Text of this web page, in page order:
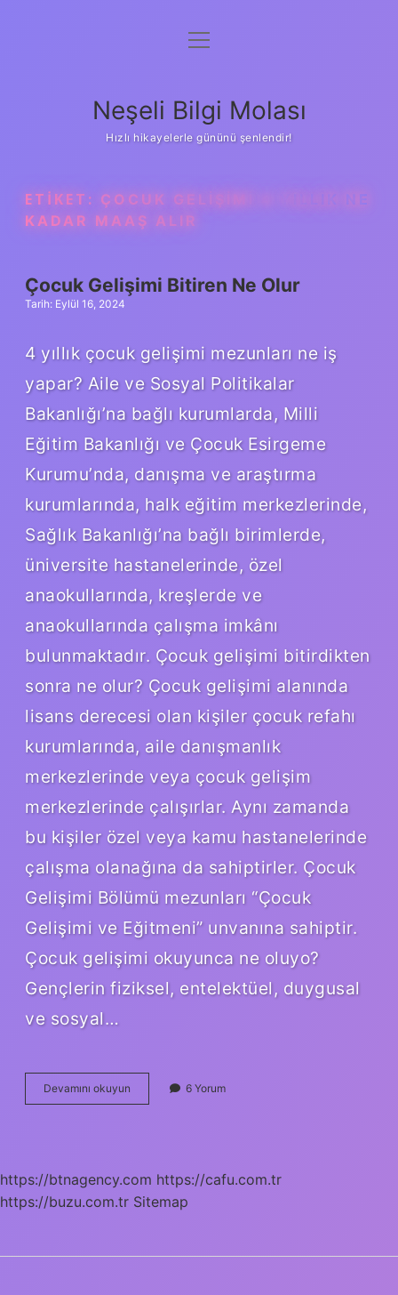
Anasayfa
Yasal Uyarı
menüyü
Neşeli Bilgi Molası
Hızlı hikayelerle gününü şenlendir!
ETIKET: ÇOCUK GELIŞIMI 4 YILLIK NE
KADAR MAAŞ ALIR
Çocuk Gelişimi Bitiren Ne Olur
Tarih: Eylül 16, 2024
4 yıllık çocuk gelişimi mezunları ne iş
yapar? Aile ve Sosyal Politikalar
Bakanlığı’na bağlı kurumlarda, Milli
Eğitim Bakanlığı ve Çocuk Esirgeme
Kurumu’nda, danışma ve araştırma
kurumlarında, halk eğitim merkezlerinde,
Sağlık Bakanlığı’na bağlı birimlerde,
üniversite hastanelerinde, özel
anaokullarında, kreşlerde ve
anaokullarında çalışma imkânı
bulunmaktadır. Çocuk gelişimi bitirdikten
sonra ne olur? Çocuk gelişimi alanında
lisans derecesi olan kişiler çocuk refahı
kurumlarında, aile danışmanlık
merkezlerinde veya çocuk gelişim
merkezlerinde çalışırlar. Aynı zamanda
bu kişiler özel veya kamu hastanelerinde
çalışma olanağına da sahiptirler. Çocuk
Gelişimi Bölümü mezunları “Çocuk
Gelişimi ve Eğitmeni” unvanına sahiptir.
Çocuk gelişimi okuyunca ne oluyo?
Gençlerin fiziksel, entelektüel, duygusal
ve sosyal…
Devamını okuyun
Gelişimi
6 Yorum
https://btnagency.com https://cafu.com.tr
https://buzu.com.tr Sitemap